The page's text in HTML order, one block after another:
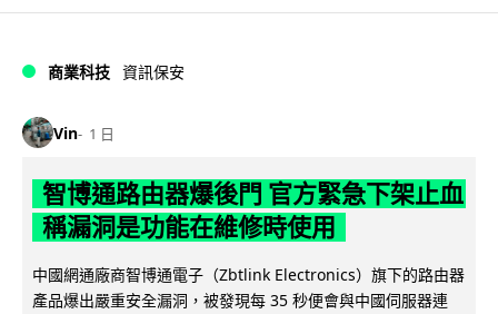
商業科技 資訊保安
Vin 1 日
智博通路由器爆後門 官方緊急下架止血
稱漏洞是功能在維修時使用
中國網通廠商智博通電子（Zbtlink Electronics）旗下的路由器
產品爆出嚴重安全漏洞，被發現每 35 秒便會與中國伺服器連